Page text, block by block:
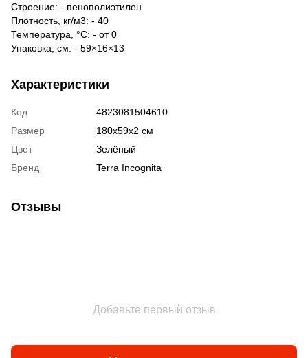
Строение: - пенополиэтилен
Плотность, кг/м3: - 40
Температура, °C: - от 0
Упаковка, см: - 59×16×13
Характеристики
Код
4823081504610
Размер
180х59х2 см
Цвет
Зелёный
Бренд
Terra Incognita
Отзывы
Добавьте первый отзыв